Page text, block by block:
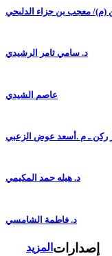
(م)/ معجب بن جزاء الدلبحي
د. سامي ثامر الرشيدي
عاصم الشيدي
ركن ـ م .أسعد عوض الزعبي
د. هيله حمد المكيمي
د. فاطمة الشامسي
المزيد إصدارات